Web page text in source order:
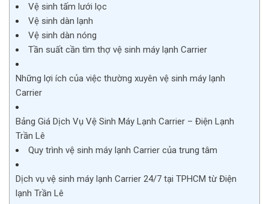
Vệ sinh tấm lưới lọc
Vệ sinh dàn lạnh
Vệ sinh dàn nóng
Tần suất cần tìm thợ vệ sinh máy lạnh Carrier
Những lợi ích của việc thường xuyên vệ sinh máy lạnh
Carrier
Bảng Giá Dịch Vụ Vệ Sinh Máy Lạnh Carrier – Điện Lạnh
Trần Lê
Quy trình vệ sinh máy lạnh Carrier của trung tâm
Dịch vụ vệ sinh máy lạnh Carrier 24/7 tại TPHCM từ Điện
lạnh Trần Lê